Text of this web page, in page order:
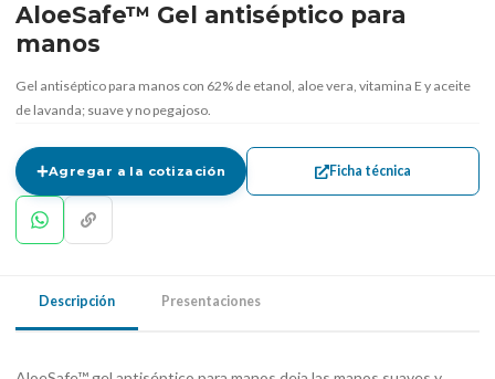
AloeSafe™ Gel antiséptico para
manos
Gel antiséptico para manos con 62% de etanol, aloe vera, vitamina E y aceite
de lavanda; suave y no pegajoso.
Agregar a la cotización Ficha técnica
Descripción Presentaciones